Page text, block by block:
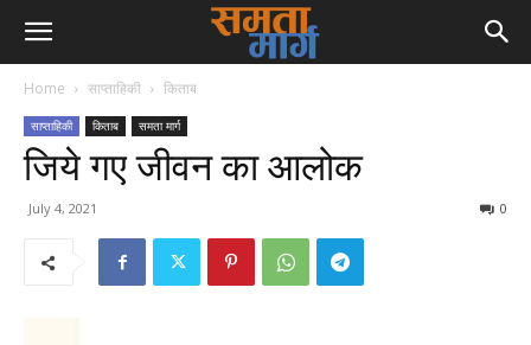
Home साप्ताहिकी किताब
साप्ताहिकी किताब समता मार्ग
जिये गए जीवन का आलोक
July 4, 2021 0